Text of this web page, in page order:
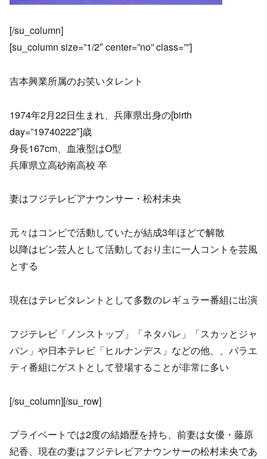
[/su_column]
[su_column size=”1/2″ center=”no” class=””]
吉本興業所属のお笑いタレント
1974年2月22日生まれ、兵庫県出身の[birth
day=”19740222″]歳
身長167cm、血液型はO型
兵庫県立高砂南高校 卒
妻はフジテレビアナウンサー・松村未央
元々はコンビで活動していたが結成3年ほどで解散
以降はピン芸人として活動しており主に一人コントを芸風
とする
現在はテレビタレントとして多数のレギュラー番組に出演
フジテレビ「ノンストップ」「ネタパレ」「スカッとジャ
パン」や日本テレビ「ヒルナンデス」などの他、、バラエ
ティ番組にゲストとして登場することが非常に多い
[/su_column][/su_row]
プライベートでは2度の結婚歴を持ち、前妻は女優・藤原
紀香、現在の妻はフジテレビアナウンサーの松村未央であ